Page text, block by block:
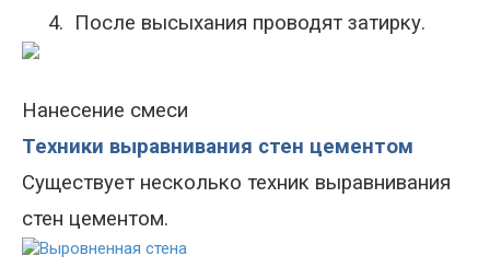
4. После высыхания проводят затирку.
Нанесение смеси
Техники выравнивания стен цементом
Существует несколько техник выравнивания
стен цементом.